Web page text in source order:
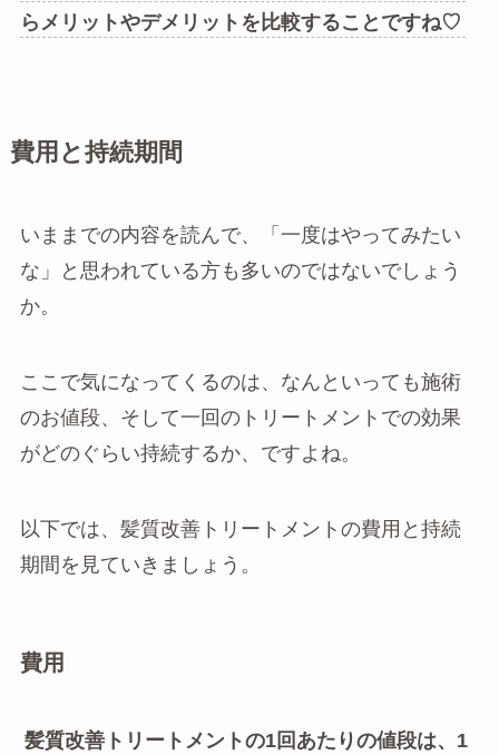
らメリットやデメリットを比較することですね♡
費用と持続期間
いままでの内容を読んで、「一度はやってみたい
な」と思われている方も多いのではないでしょう
か。
ここで気になってくるのは、なんといっても施術
のお値段、そして一回のトリートメントでの効果
がどのぐらい持続するか、ですよね。
以下では、髪質改善トリートメントの費用と持続
期間を見ていきましょう。
費用
髪質改善トリートメントの1回あたりの値段は、1